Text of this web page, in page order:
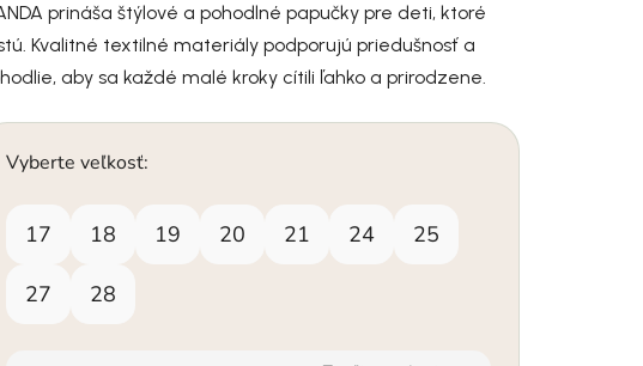
prináša štýlové a pohodlné papučky pre deti, ktoré
Kvalitné textilné materiály podporujú priedušnosť a
aby sa každé malé kroky cítili ľahko a prirodzene.
Vyberte veľkosť:
17 18 19 20 21 24 25
27 28